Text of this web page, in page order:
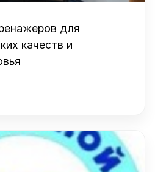
для